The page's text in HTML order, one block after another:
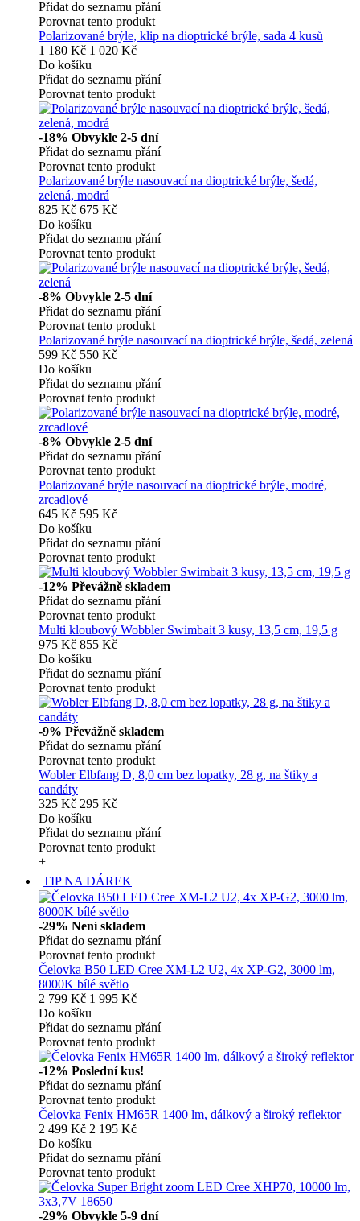
Přidat do seznamu přání
Porovnat tento produkt
Polarizované brýle, klip na dioptrické brýle, sada 4 kusů
1 180 Kč 1 020 Kč
Do košíku
Přidat do seznamu přání
Porovnat tento produkt
-18% Obvykle 2-5 dní
Přidat do seznamu přání
Porovnat tento produkt
Polarizované brýle nasouvací na dioptrické brýle, šedá,
zelená, modrá
825 Kč 675 Kč
Do košíku
Přidat do seznamu přání
Porovnat tento produkt
-8% Obvykle 2-5 dní
Přidat do seznamu přání
Porovnat tento produkt
Polarizované brýle nasouvací na dioptrické brýle, šedá, zelená
599 Kč 550 Kč
Do košíku
Přidat do seznamu přání
Porovnat tento produkt
-8% Obvykle 2-5 dní
Přidat do seznamu přání
Porovnat tento produkt
Polarizované brýle nasouvací na dioptrické brýle, modré,
zrcadlové
645 Kč 595 Kč
Do košíku
Přidat do seznamu přání
Porovnat tento produkt
-12% Převážně skladem
Přidat do seznamu přání
Porovnat tento produkt
Multi kloubový Wobbler Swimbait 3 kusy, 13,5 cm, 19,5 g
975 Kč 855 Kč
Do košíku
Přidat do seznamu přání
Porovnat tento produkt
-9% Převážně skladem
Přidat do seznamu přání
Porovnat tento produkt
Wobler Elbfang D, 8,0 cm bez lopatky, 28 g, na štiky a
candáty
325 Kč 295 Kč
Do košíku
Přidat do seznamu přání
Porovnat tento produkt
+
TIP NA DÁREK
-29% Není skladem
Přidat do seznamu přání
Porovnat tento produkt
Čelovka B50 LED Cree XM-L2 U2, 4x XP-G2, 3000 lm,
8000K bílé světlo
2 799 Kč 1 995 Kč
Do košíku
Přidat do seznamu přání
Porovnat tento produkt
-12% Poslední kus!
Přidat do seznamu přání
Porovnat tento produkt
Čelovka Fenix HM65R 1400 lm, dálkový a široký reflektor
2 499 Kč 2 195 Kč
Do košíku
Přidat do seznamu přání
Porovnat tento produkt
-29% Obvykle 5-9 dní